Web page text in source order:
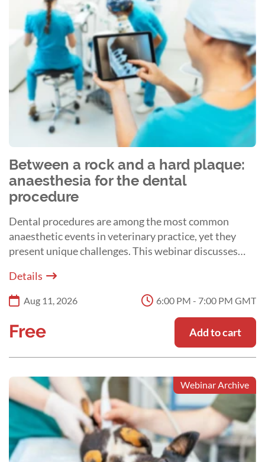
Between a rock and a hard plaque:
anaesthesia for the dental
procedure
Dental procedures are among the most common
anaesthetic events in veterinary practice, yet they
present unique challenges. This webinar discusses
and monitoring to improve safety and patient
comfort.
Details
Aug 11, 2026 6:00 PM - 7:00 PM GMT
Free Add to cart
Webinar Archive